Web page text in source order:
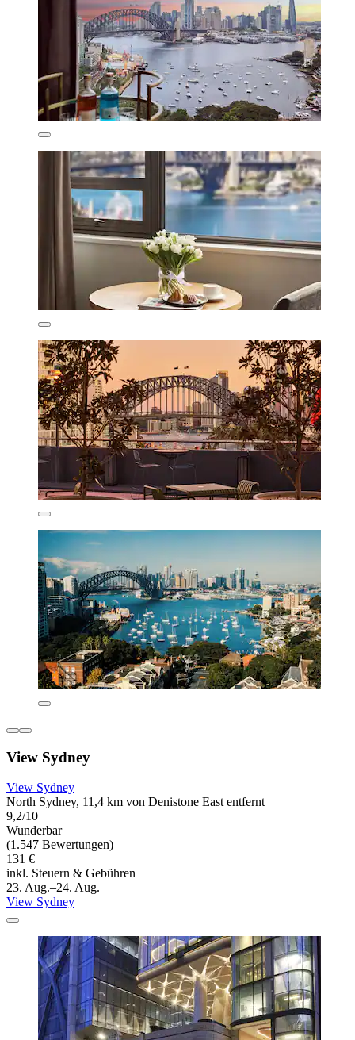
View Sydney
View Sydney
North Sydney, 11,4 km von Denistone East entfernt
9,2/10
Wunderbar
(1.547 Bewertungen)
131 €
inkl. Steuern & Gebühren
23. Aug.–24. Aug.
View Sydney